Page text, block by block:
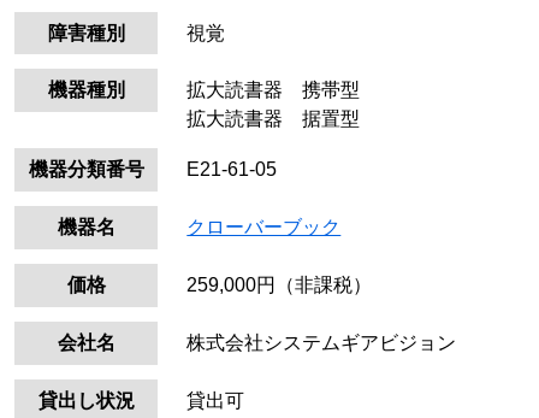
障害種別 視覚
機器種別
拡大読書器 携帯型
拡大読書器 据置型
機器分類番号 E21-61-05
機器名 クローバーブック
価格 259,000円（非課税）
会社名 株式会社システムギアビジョン
貸出し状況 貸出可